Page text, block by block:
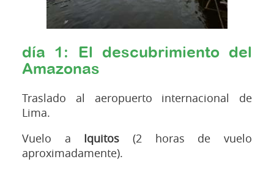
día 1: El descubrimiento del
Amazonas
Traslado al aeropuerto internacional de
Lima.
Vuelo a Iquitos(2 horas de vuelo
aproximadamente).